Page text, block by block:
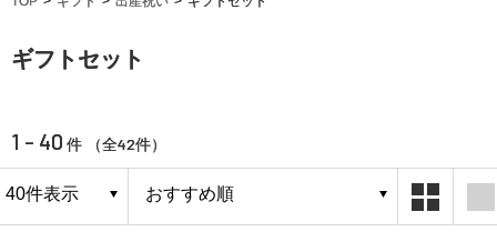
ギフトセット
1 - 40 件 （全42件）